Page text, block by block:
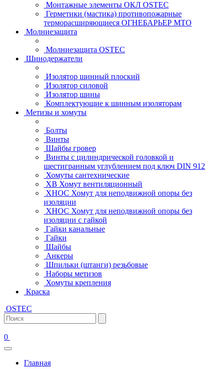
Монтажные элементы ОКЛ OSTEC
Герметики (мастика) противопожарные
терморасширяющиеся ОГНЕБАРЬЕР МТО
Молниезащита
Молниезащита OSTEC
Шинодержатели
Изолятор шинный плоский
Изолятор силовой
Изолятор шины
Комплектующие к шинным изоляторам
Метизы и хомуты
Болты
Винты
Шайбы гровер
Винты с цилиндрической головкой и
шестигранным углублением под ключ DIN 912
Хомуты сантехнические
ХВ Хомут вентиляционный
ХНОС Хомут для неподвижной опоры без
изоляции
ХНОС Хомут для неподвижной опоры без
изоляции с гайкой
Гайки канальные
Гайки
Шайбы
Анкеры
Шпильки (штанги) резьбовые
Наборы метизов
Хомуты крепления
Краска
OSTEC
0
Главная